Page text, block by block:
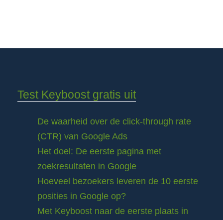
Test Keyboost gratis uit
De waarheid over de click-through rate
(CTR) van Google Ads
Het doel: De eerste pagina met
zoekresultaten in Google
Hoeveel bezoekers leveren de 10 eerste
posities in Google op?
Met Keyboost naar de eerste plaats in